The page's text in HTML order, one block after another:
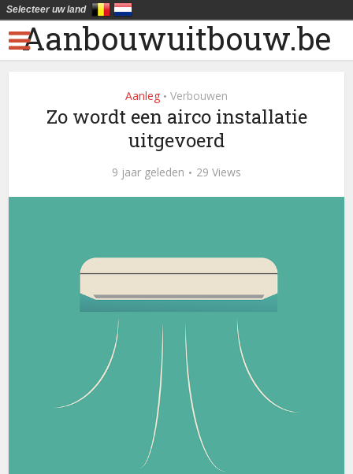
Aanbouwuitbouw.be
Aanleg • Verbouwen
Zo wordt een airco installatie
uitgevoerd
9 jaar geleden 29 Views
Selecteer uw land